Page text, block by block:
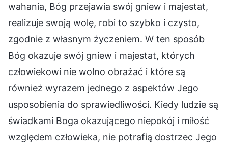
wahania, Bóg przejawia swój gniew i majestat,
realizuje swoją wolę, robi to szybko i czysto,
zgodnie z własnym życzeniem. W ten sposób
Bóg okazuje swój gniew i majestat, których
człowiekowi nie wolno obrażać i które są
również wyrazem jednego z aspektów Jego
usposobienia do sprawiedliwości. Kiedy ludzie są
świadkami Boga okazującego niepokój i miłość
względem człowieka, nie potrafią dostrzec Jego